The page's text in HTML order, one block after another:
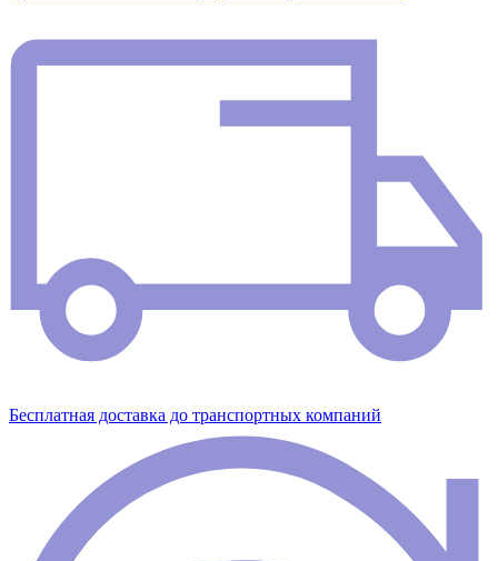
Бесплатная доставка до транспортных компаний